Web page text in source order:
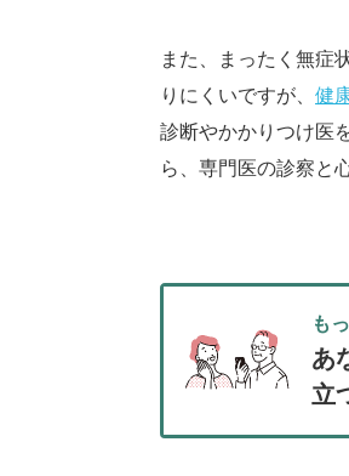
また、まったく無症
りにくいですが、 健
診断やかかりつけ医
ら、専門医の診察と
も
あ
立